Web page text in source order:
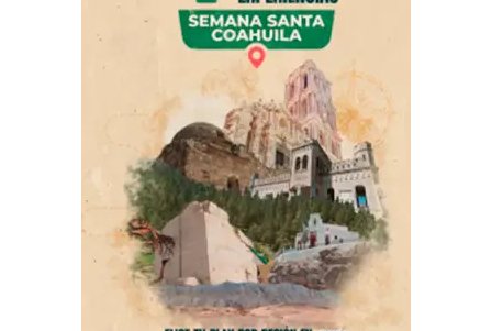
impacto y pueden herir”, aunque insistió en que nunca
tuvo la intención de ofender a las personas de la tercera
Hasta el momento, no existe información oficial sobre
algún procedimiento para separar del cargo legislativo a
Salvatori o a Palomares, pese a que en redes sociales
circularon cuestionamientos al respecto. Tampoco se ha
precisado si el episodio original del podcast
permanecerá disponible en la plataforma de YouTube,
ni si Palomares continuará participando en otros
proyectos junto con Salvatori.